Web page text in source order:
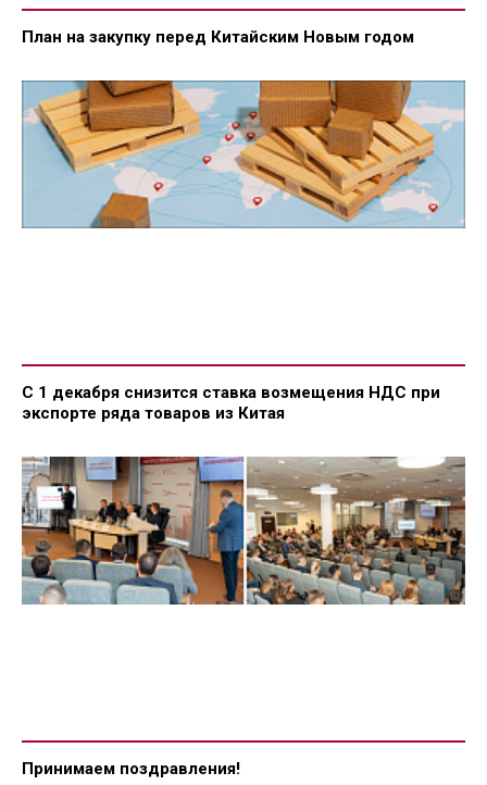
План на закупку перед Китайским Новым годом
С 1 декабря снизится ставка возмещения НДС при
экспорте ряда товаров из Китая
Принимаем поздравления!